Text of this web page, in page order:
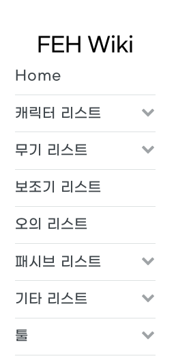
FEH Wiki
Home
캐릭터 리스트
무기 리스트
보조기 리스트
오의 리스트
패시브 리스트
기타 리스트
툴